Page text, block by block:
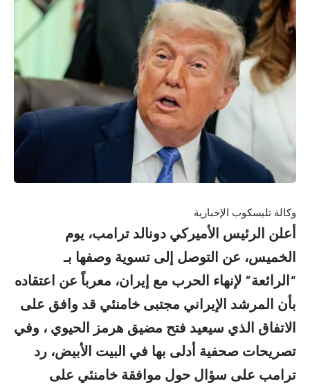
وكالة تليسكوب الإخبارية
​أعلن الرئيس الأميركي دونالد ترامب، يوم
الخميس، عن التوصل إلى تسوية وصفها بـ
“الرائعة” لإنهاء الحرب مع إيران، معرباً عن اعتقاده
بأن المرشد الإيراني مجتبى خامنئي قد وافق على
الاتفاق الذي سيعيد فتح مضيق هرمز الحيوي ، وفي
تصريحات صحفية أدلى بها في البيت الأبيض، رد
ترامب على سؤال حول موافقة خامنئي على